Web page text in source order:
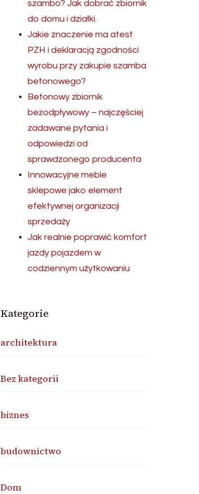
szambo? Jak dobrać zbiornik
do domu i działki.
Jakie znaczenie ma atest
PZH i deklaracją zgodności
wyrobu przy zakupie szamba
betonowego?
Betonowy zbiornik
bezodpływowy – najczęściej
zadawane pytania i
odpowiedzi od
sprawdzonego producenta
Innowacyjne meble
sklepowe jako element
efektywnej organizacji
sprzedaży
Jak realnie poprawić komfort
jazdy pojazdem w
codziennym użytkowaniu
Kategorie
architektura
Bez kategorii
biznes
budownictwo
Dom